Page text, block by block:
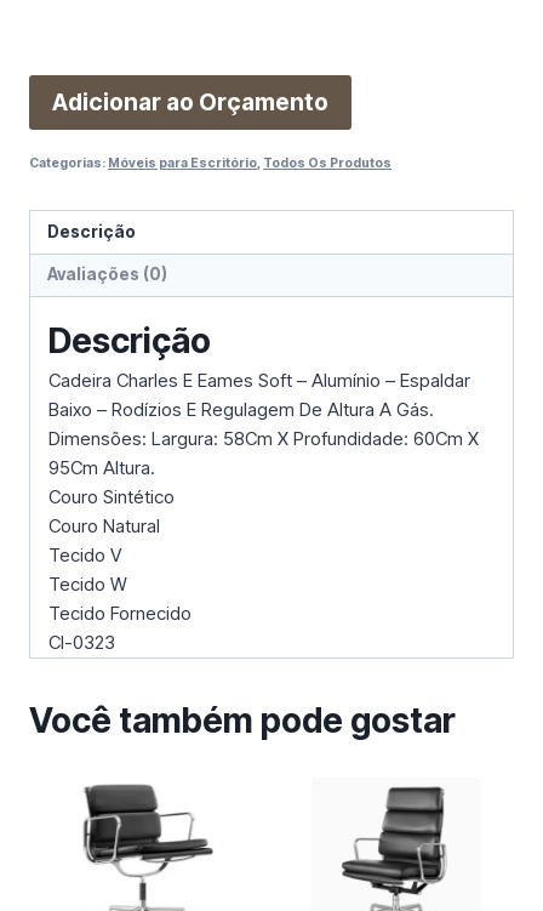
Adicionar ao Orçamento
Categorias: Móveis para Escritório, Todos Os Produtos
Descrição
Avaliações (0)
Descrição
Cadeira Charles E Eames Soft – Alumínio – Espaldar
Baixo – Rodízios E Regulagem De Altura A Gás.
Dimensões: Largura: 58Cm X Profundidade: 60Cm X
95Cm Altura.
Couro Sintético
Couro Natural
Tecido V
Tecido W
Tecido Fornecido
Cl-0323
Você também pode gostar